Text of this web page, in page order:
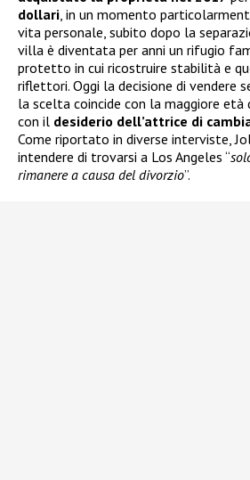
dollari , in un momento
vita personale, subito dopo la
villa è diventata per anni un rifugio
protetto in cui ricostruire stabilità e
riflettori. Oggi la decisione di vendere
la scelta coincide con la maggiore età
con il desiderio dell’attrice di
Come riportato in diverse interviste,
intendere di trovarsi a Los Angeles “
rimanere a causa del divorzio”.